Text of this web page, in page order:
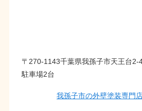
〒270-1143千葉県我孫子市天王台
駐車場2台
我孫子市の外壁塗装専門